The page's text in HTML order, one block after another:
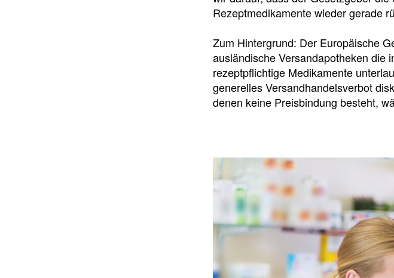
Rezeptmedikamente wieder gerade
Zum Hintergrund: Der Europäische
ausländische Versandapotheken die
rezeptpflichtige Medikamente
generelles Versandhandelsverbot
denen keine Preisbindung besteht,